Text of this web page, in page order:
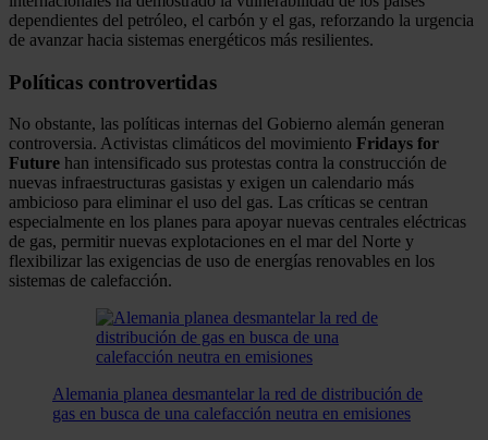
dependientes del petróleo, el carbón y el gas, reforzando la urgencia
de avanzar hacia sistemas energéticos más resilientes.
Políticas controvertidas
No obstante, las políticas internas del Gobierno alemán generan
controversia. Activistas climáticos del movimiento Fridays for
Future han intensificado sus protestas contra la construcción de
nuevas infraestructuras gasistas y exigen un calendario más
ambicioso para eliminar el uso del gas. Las críticas se centran
especialmente en los planes para apoyar nuevas centrales eléctricas
de gas, permitir nuevas explotaciones en el mar del Norte y
flexibilizar las exigencias de uso de energías renovables en los
sistemas de calefacción.
Alemania planea desmantelar la red de distribución de
gas en busca de una calefacción neutra en emisiones